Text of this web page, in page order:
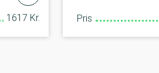
1617 Kr. Pris